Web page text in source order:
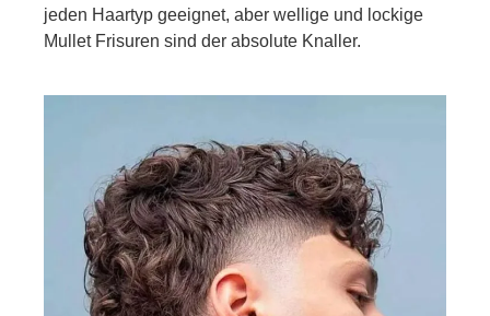
jeden Haartyp geeignet, aber wellige und lockige
Mullet Frisuren sind der absolute Knaller.